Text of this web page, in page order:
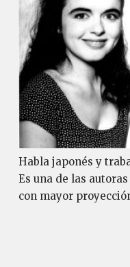
Habla japonés y
Es una de las
con mayor